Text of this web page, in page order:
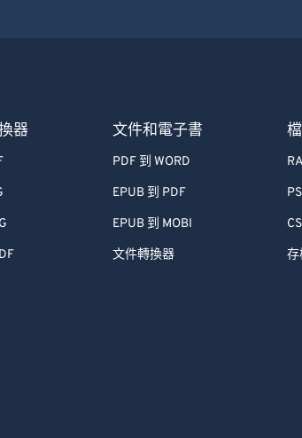
器 文件和電子書
PDF 到 WORD
EPUB 到 PDF
EPUB 到 MOBI
文件轉換器